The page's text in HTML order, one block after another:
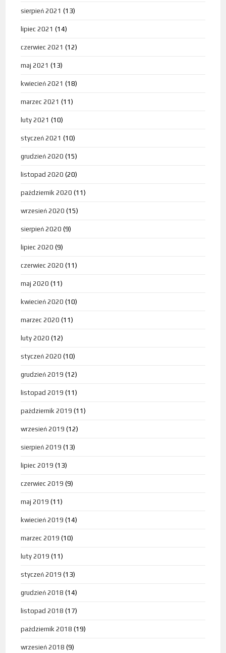
sierpień 2021 (13)
lipiec 2021 (14)
czerwiec 2021 (12)
maj 2021 (13)
kwiecień 2021 (18)
marzec 2021 (11)
luty 2021 (10)
styczeń 2021 (10)
grudzień 2020 (15)
listopad 2020 (20)
październik 2020 (11)
wrzesień 2020 (15)
sierpień 2020 (9)
lipiec 2020 (9)
czerwiec 2020 (11)
maj 2020 (11)
kwiecień 2020 (10)
marzec 2020 (11)
luty 2020 (12)
styczeń 2020 (10)
grudzień 2019 (12)
listopad 2019 (11)
październik 2019 (11)
wrzesień 2019 (12)
sierpień 2019 (13)
lipiec 2019 (13)
czerwiec 2019 (9)
maj 2019 (11)
kwiecień 2019 (14)
marzec 2019 (10)
luty 2019 (11)
styczeń 2019 (13)
grudzień 2018 (14)
listopad 2018 (17)
październik 2018 (19)
wrzesień 2018 (9)